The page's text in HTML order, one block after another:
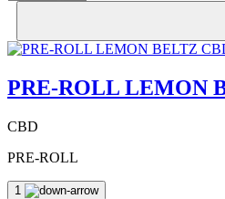
PRE-ROLL LEMON
CBD
PRE-ROLL
1